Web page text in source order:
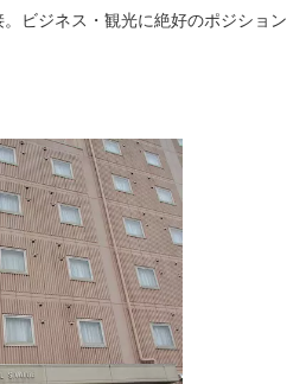
ビジネス・観光に絶好のポジション